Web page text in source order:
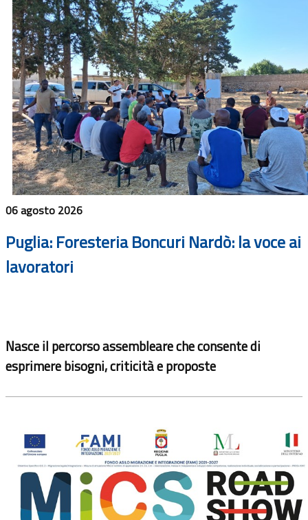
06 agosto 2026
Puglia: Foresteria Boncuri Nardò: la voce ai
lavoratori
Nasce il percorso assembleare che consente di
esprimere bisogni, criticità e proposte